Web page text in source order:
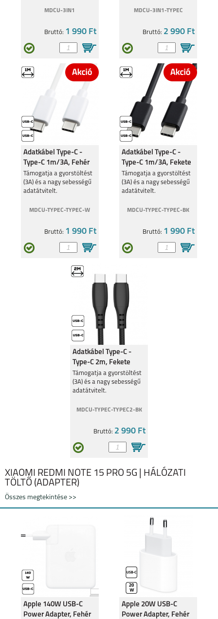
XIAOMI 13 LITE 5G
XIAOMI REDMI NOTE
REDMI 12C
XIAOMI 13
REDMI 10 5G
XIAOMI REDMI NOTE
11S 5G
XIAOMI 12 REDMI NOTE 11 PRO
REDMI NOTE 11 4G
MDCU-3IN1
Bruttó: 1 990 Ft
MDCU-3IN1-TYPEC
Bruttó: 2 990 Ft
Adatkábel Type-C -
Type-C 1m/3A, Fehér
Támogatja a gyorstöltést
(3A) és a nagy sebességű
adatátvitelt.
MDCU-TYPEC-TYPEC-W
Bruttó: 1 990 Ft
Adatkábel Type-C -
Type-C 1m/3A, Fekete
Támogatja a gyorstöltést
(3A) és a nagy sebességű
adatátvitelt.
MDCU-TYPEC-TYPEC-BK
Bruttó: 1 990 Ft
Adatkábel Type-C -
Type-C 2m, Fekete
Támogatja a gyorstöltést
(3A) és a nagy sebességű
adatátvitelt.
MDCU-TYPEC-TYPEC2-BK
Bruttó: 2 990 Ft
XIAOMI REDMI NOTE 15 PRO 5G | HÁLÓZATI
TÖLTŐ (ADAPTER)
Összes megtekintése >>
Apple 140W USB-C
Power Adapter, Fehér
Apple 20W USB-C
Power Adapter, Fehér